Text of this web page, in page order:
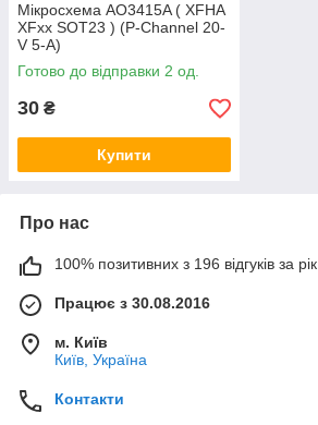
Мікросхема AO3415A ( XFHA
XFxx SOT23 ) (P-Channel 20-
V 5-A)
Готово до відправки 2 од.
30 ₴
Купити
Про нас
100% позитивних з 196 відгуків за рік
Працює з 30.08.2016
м. Київ
Київ, Україна
Контакти